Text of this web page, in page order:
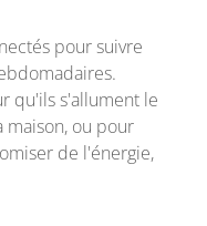
pour suivre
qu'ils s'allument le
maison, ou pour
de l'énergie,